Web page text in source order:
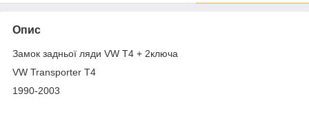
Опис
Замок задньої ляди VW T4 + 2ключа
VW Transporter T4
1990-2003